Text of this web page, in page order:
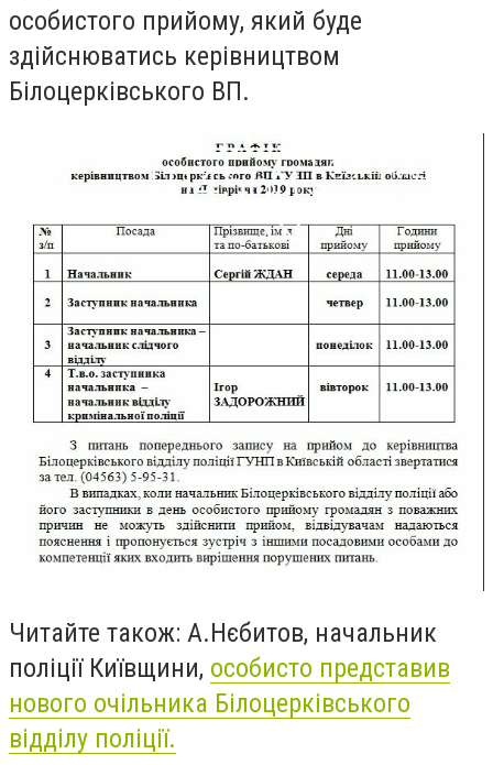
особистого прийому, який буде
здійснюватись керівництвом
Білоцерківського ВП.
Читайте також: А.Нєбитов, начальник
поліції Київщини, особисто представив
нового очільника Білоцерківського
відділу поліції.